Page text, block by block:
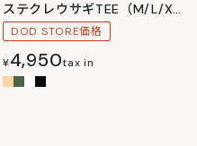
ステクレウサギTEE（M/L/XL）
DOD STORE価格
¥4,950tax in